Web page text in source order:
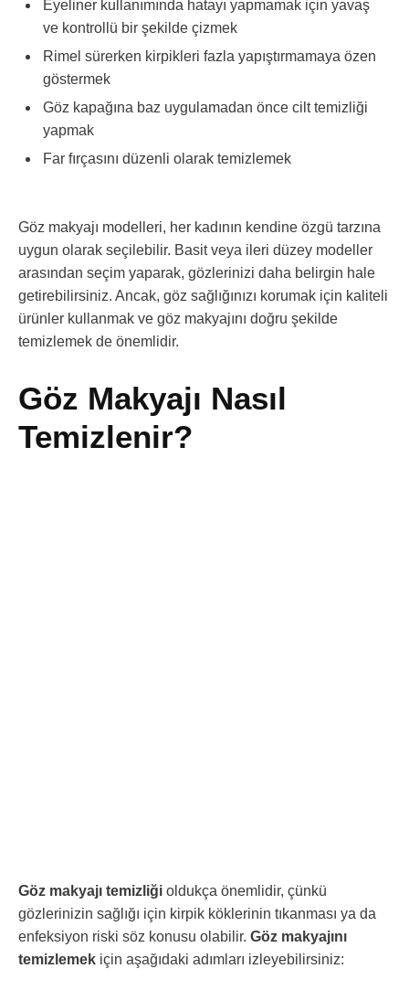
Eyeliner kullanımında hatayı yapmamak için yavaş
ve kontrollü bir şekilde çizmek
Rimel sürerken kirpikleri fazla yapıştırmamaya özen
göstermek
Göz kapağına baz uygulamadan önce cilt temizliği
yapmak
Far fırçasını düzenli olarak temizlemek
Göz makyajı modelleri, her kadının kendine özgü tarzına
uygun olarak seçilebilir. Basit veya ileri düzey modeller
arasından seçim yaparak, gözlerinizi daha belirgin hale
getirebilirsiniz. Ancak, göz sağlığınızı korumak için kaliteli
ürünler kullanmak ve göz makyajını doğru şekilde
temizlemek de önemlidir.
Göz Makyajı Nasıl
Temizlenir?
Göz makyajı temizliği oldukça önemlidir, çünkü
gözlerinizin sağlığı için kirpik köklerinin tıkanması ya da
enfeksiyon riski söz konusu olabilir. Göz makyajını
temizlemek için aşağıdaki adımları izleyebilirsiniz: